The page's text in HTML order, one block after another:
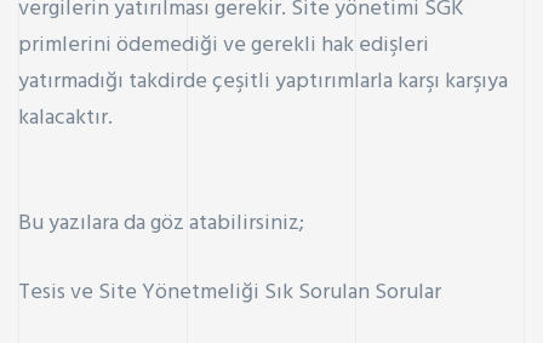
vergilerin yatırılması gerekir. Site yönetimi SGK
primlerini ödemediği ve gerekli hak edişleri
yatırmadığı takdirde çeşitli yaptırımlarla karşı karşıya
kalacaktır.
Bu yazılara da göz atabilirsiniz;
Tesis ve Site Yönetmeliği Sık Sorulan Sorular